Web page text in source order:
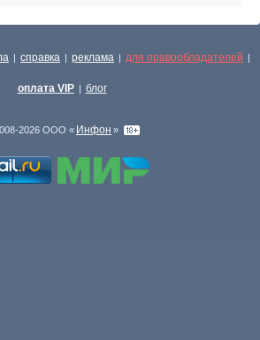
| справка | реклама | для правообладателей |
оплата VIP | блог
2026 ООО « Инфон »